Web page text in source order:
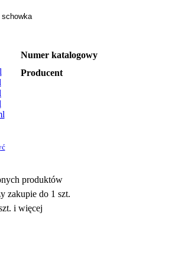
Numer katalogowy
Producent
produktów
zakupie do 1 szt.
i więcej